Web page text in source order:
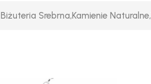
Biżuteria Srebrna,Kamienie Naturalne,